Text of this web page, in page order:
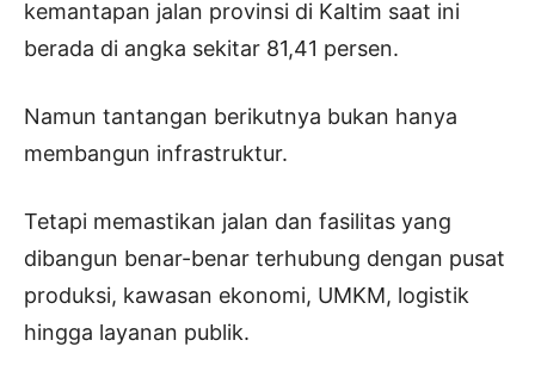
kemantapan jalan provinsi di Kaltim saat ini
berada di angka sekitar 81,41 persen.
Namun tantangan berikutnya bukan hanya
membangun infrastruktur.
Tetapi memastikan jalan dan fasilitas yang
dibangun benar-benar terhubung dengan pusat
produksi, kawasan ekonomi, UMKM, logistik
hingga layanan publik.